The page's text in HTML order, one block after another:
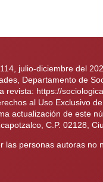
julio-diciembre del
Departamento de
revista: https://
al Uso Exclusivo
actualización de este
C.P. 02128,
las personas autoras